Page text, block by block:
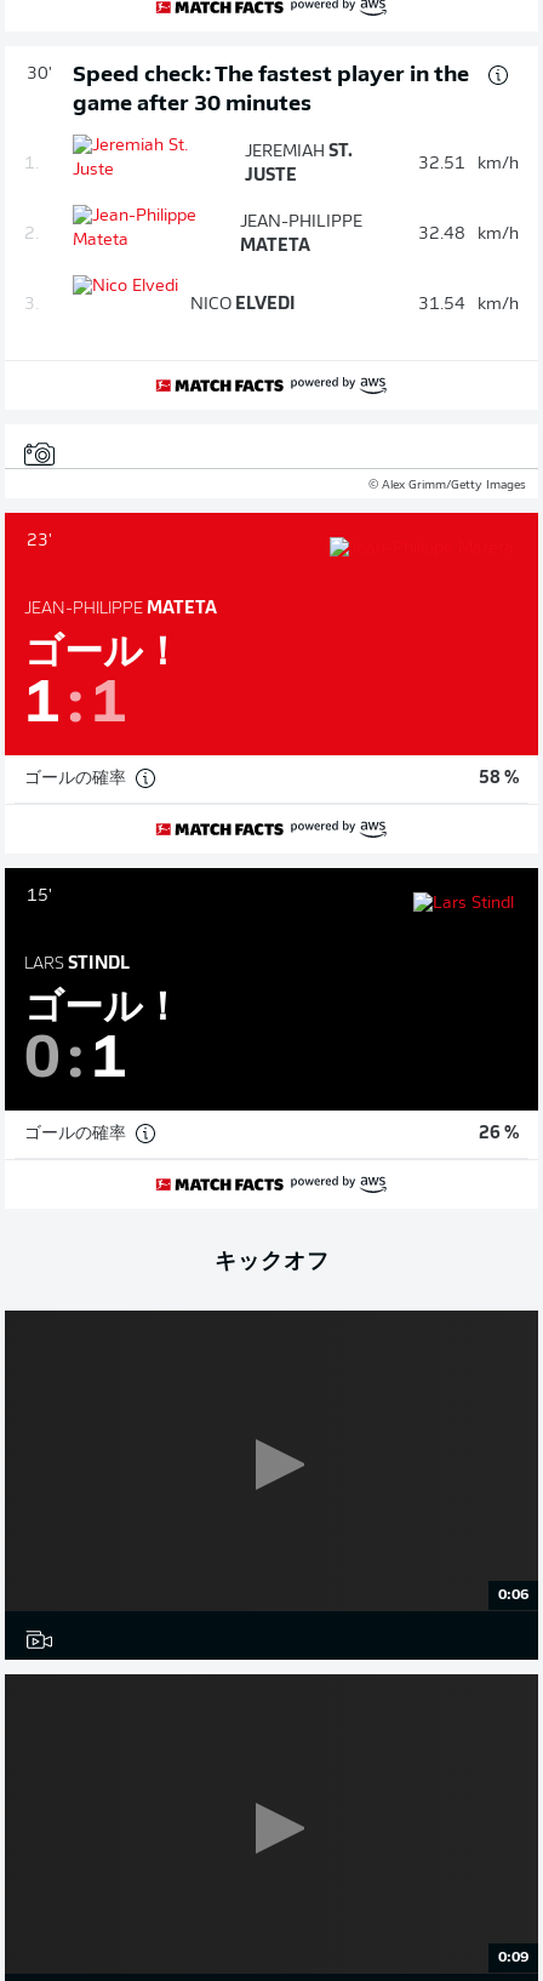
30'
Speed check: The fastest player in the
game after 30 minutes
1.
JEREMIAH ST.
JUSTE
32.51 km/h
2.
JEAN-PHILIPPE
MATETA
32.48 km/h
3. NICO ELVEDI 31.54 km/h
© Alex Grimm/Getty Images
23'
JEAN-PHILIPPE MATETA
ゴール！
1: 1
ゴールの確率 58 %
15'
LARS STINDL
ゴール！
0: 1
ゴールの確率 26 %
キックオフ
0:06
0:09